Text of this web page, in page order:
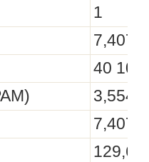
1
7,407
40 10
3,554
7,407
129,6